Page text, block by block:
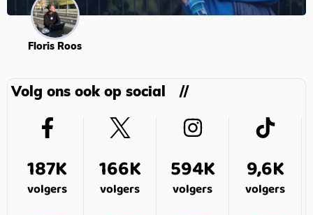
Floris Roos
Volg ons ook op social
187K
volgers
166K
volgers
594K
volgers
9,6K
volgers